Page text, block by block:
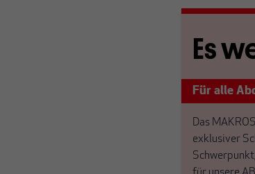
Es
Für alle
Das
exklusiver